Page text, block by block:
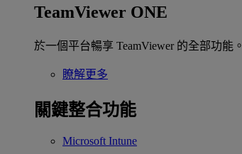
TeamViewer ONE
於一個平台暢享 TeamViewer 的全部功能。
瞭解更多
關鍵整合功能
Microsoft Intune